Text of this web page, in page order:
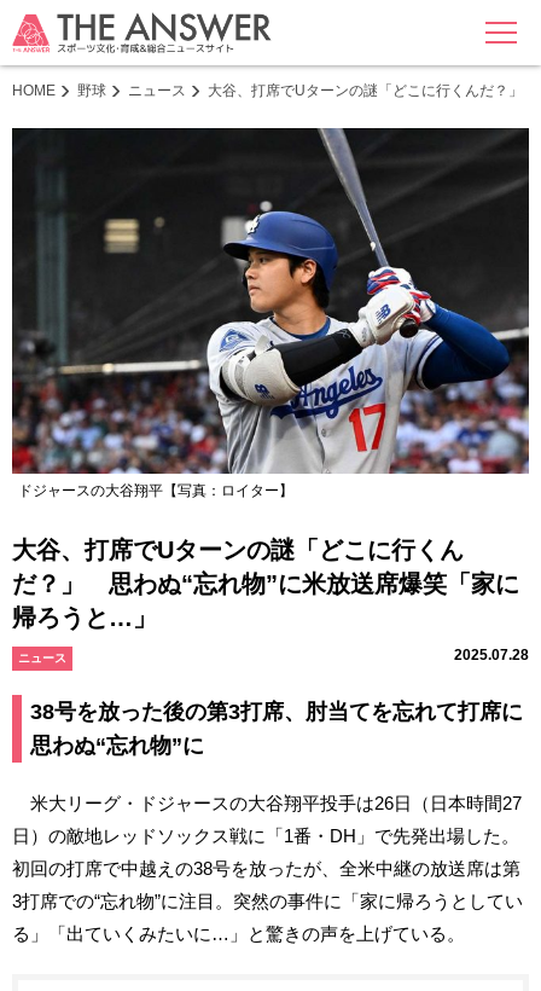
MENU
HOME 野球 ニュース 大谷、打席でUターンの謎「どこに行くんだ？」
ドジャースの大谷翔平【写真：ロイター】
大谷、打席でUターンの謎「どこに行くん
だ？」 思わぬ“忘れ物”に米放送席爆笑「家に
帰ろうと…」
ニュース 2025.07.28
38号を放った後の第3打席、肘当てを忘れて打席に
思わぬ“忘れ物”に
米大リーグ・ドジャースの大谷翔平投手は26日（日本時間27
日）の敵地レッドソックス戦に「1番・DH」で先発出場した。
初回の打席で中越えの38号を放ったが、全米中継の放送席は第
3打席での“忘れ物”に注目。突然の事件に「家に帰ろうとしてい
る」「出ていくみたいに…」と驚きの声を上げている。